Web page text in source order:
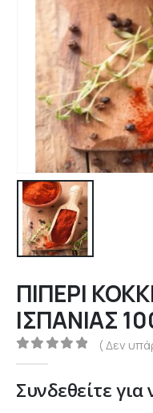
ΠΙΠΕΡΙ
ΙΣΠΑΝΙΑΣ
0out of 5
( Δεν
Συνδεθείτε για